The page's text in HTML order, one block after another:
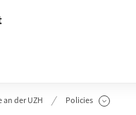
an der UZH Policies
Unterseiten anzeigen